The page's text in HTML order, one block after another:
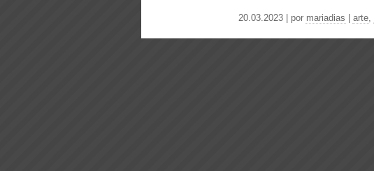
20.03.2023 | por mariadias arte,